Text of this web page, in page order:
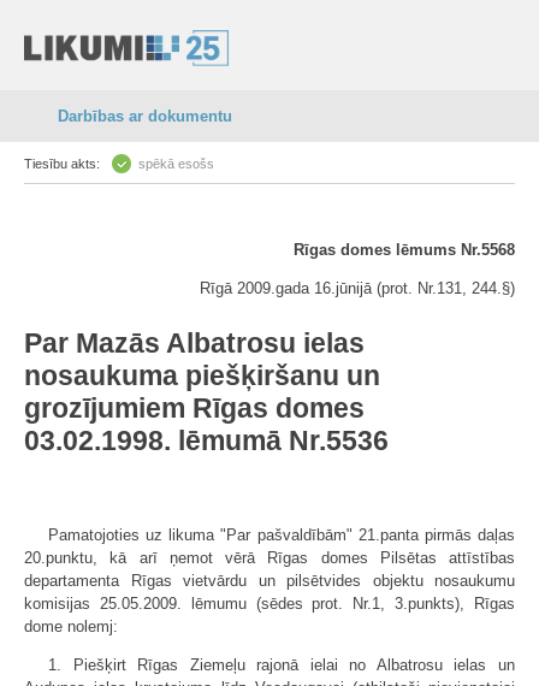
Darbības ar dokumentu
Tiesību akts: spēkā esošs
Rīgas domes lēmums Nr.5568
Rīgā 2009.gada 16.jūnijā (prot. Nr.131, 244.§)
Par Mazās Albatrosu ielas
nosaukuma piešķiršanu un
grozījumiem Rīgas domes
03.02.1998. lēmumā Nr.5536
Pamatojoties uz likuma "Par pašvaldībām" 21.panta pirmās daļas
20.punktu, kā arī ņemot vērā Rīgas domes Pilsētas attīstības
departamenta Rīgas vietvārdu un pilsētvides objektu nosaukumu
komisijas 25.05.2009. lēmumu (sēdes prot. Nr.1, 3.punkts), Rīgas
dome nolemj:
1. Piešķirt Rīgas Ziemeļu rajonā ielai no Albatrosu ielas un